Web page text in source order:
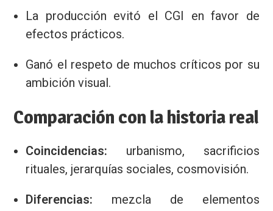
La producción evitó el CGI en favor de
efectos prácticos.
Ganó el respeto de muchos críticos por su
ambición visual.
Comparación con la historia real
Coincidencias: urbanismo, sacrificios
rituales, jerarquías sociales, cosmovisión.
Diferencias: mezcla de elementos